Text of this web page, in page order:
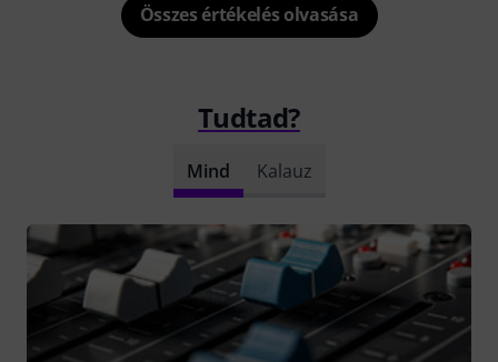
Összes értékelés olvasása
Tudtad?
Mind Kalauz